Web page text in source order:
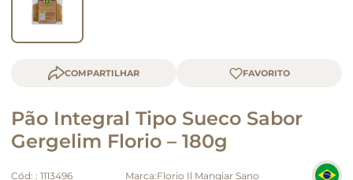
COMPARTILHAR
Pão Integral Tipo Sueco Sabor
Gergelim Florio – 180g
Cód: : 1113496 Florio Il Mangiar Sano